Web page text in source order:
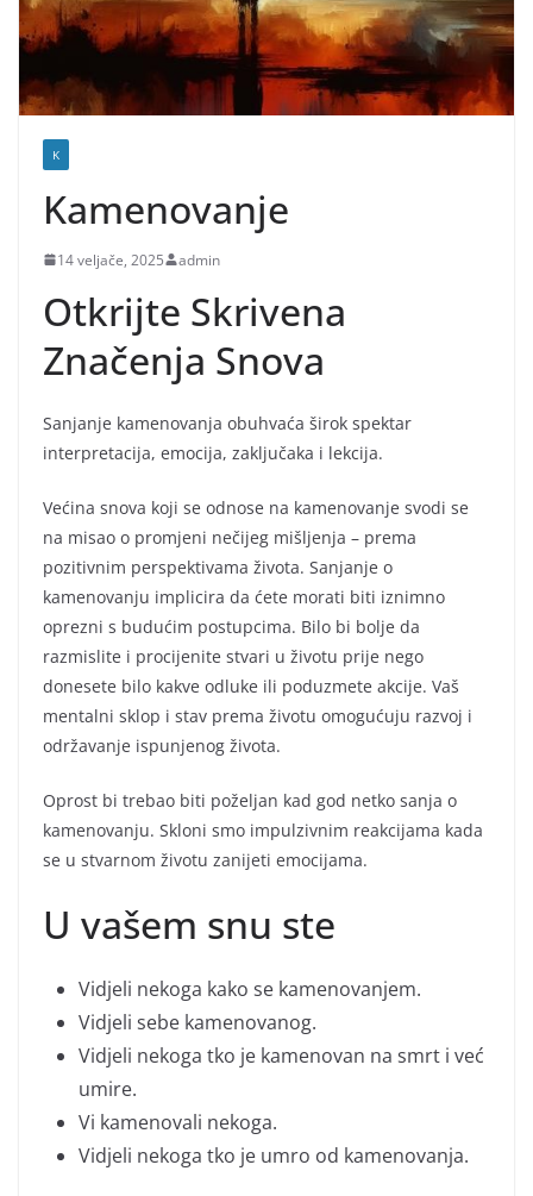
K
Kamenovanje
14 veljače, 2025 admin
Otkrijte Skrivena
Značenja Snova
Sanjanje kamenovanja obuhvaća širok spektar
interpretacija, emocija, zaključaka i lekcija.
Većina snova koji se odnose na kamenovanje svodi se
na misao o promjeni nečijeg mišljenja – prema
pozitivnim perspektivama života. Sanjanje o
kamenovanju implicira da ćete morati biti iznimno
oprezni s budućim postupcima. Bilo bi bolje da
razmislite i procijenite stvari u životu prije nego
donesete bilo kakve odluke ili poduzmete akcije. Vaš
mentalni sklop i stav prema životu omogućuju razvoj i
održavanje ispunjenog života.
Oprost bi trebao biti poželjan kad god netko sanja o
kamenovanju. Skloni smo impulzivnim reakcijama kada
se u stvarnom životu zanijeti emocijama.
U vašem snu ste
Vidjeli nekoga kako se kamenovanjem.
Vidjeli sebe kamenovanog.
Vidjeli nekoga tko je kamenovan na smrt i već
umire.
Vi kamenovali nekoga.
Vidjeli nekoga tko je umro od kamenovanja.